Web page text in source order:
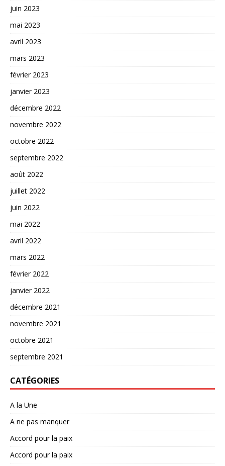
juin 2023
mai 2023
avril 2023
mars 2023
février 2023
janvier 2023
décembre 2022
novembre 2022
octobre 2022
septembre 2022
août 2022
juillet 2022
juin 2022
mai 2022
avril 2022
mars 2022
février 2022
janvier 2022
décembre 2021
novembre 2021
octobre 2021
septembre 2021
CATÉGORIES
A la Une
A ne pas manquer
Accord pour la paix
Accord pour la paix